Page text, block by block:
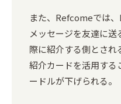
また、Refcomeでは
メッセージを友達に
際に紹介する側とされ
紹介カードを活用する
ードルが下げられる。